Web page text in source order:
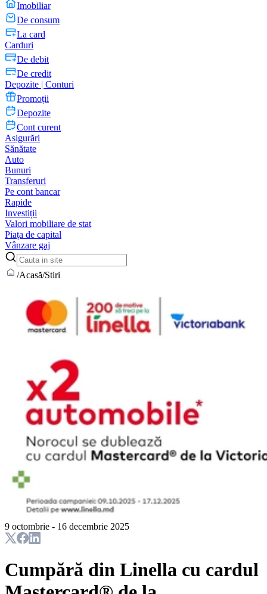
Imobiliar
De consum
La card
Carduri
De debit
De credit
Depozite | Conturi
Promoții
Depozite
Cont curent
Asigurări
Sănătate
Auto
Bunuri
Transferuri
Pe cont bancar
Rapide
Investiții
Valori mobiliare de stat
Piața de capital
Vânzare gaj
/Acasă/Stiri
9 octombrie - 16 decembrie 2025
Cumpără din Linella cu cardul